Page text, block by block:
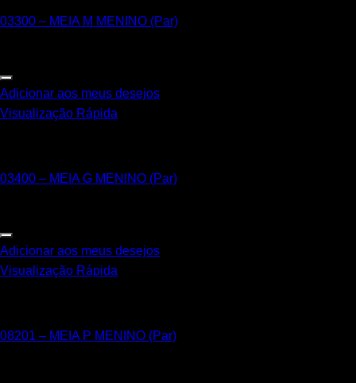
03300 – MEIA M MENINO (Par)
Adicionar aos meus desejos
Visualização Rápida
03400 – MEIA G MENINO (Par)
Adicionar aos meus desejos
Visualização Rápida
08201 – MEIA P MENINO (Par)